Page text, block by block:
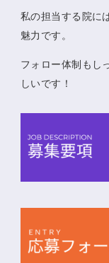
私の担当する院に
魅力です。
フォロー体制もし
しいです！